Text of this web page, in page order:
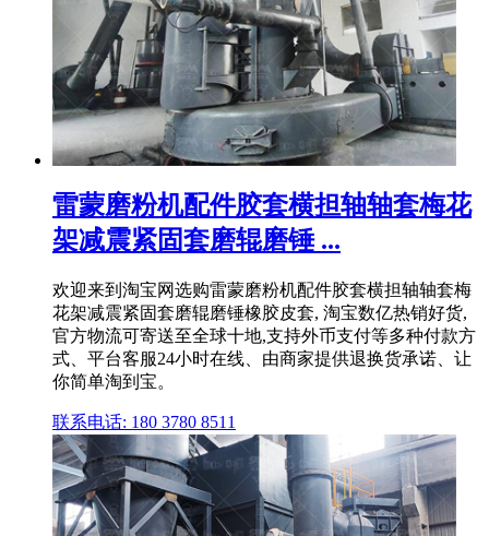
雷蒙磨粉机配件胶套横担轴轴套梅花
架减震紧固套磨辊磨锤 ...
欢迎来到淘宝网选购雷蒙磨粉机配件胶套横担轴轴套梅
花架减震紧固套磨辊磨锤橡胶皮套, 淘宝数亿热销好货,
官方物流可寄送至全球十地,支持外币支付等多种付款方
式、平台客服24小时在线、由商家提供退换货承诺、让
你简单淘到宝。
联系电话: 180 3780 8511